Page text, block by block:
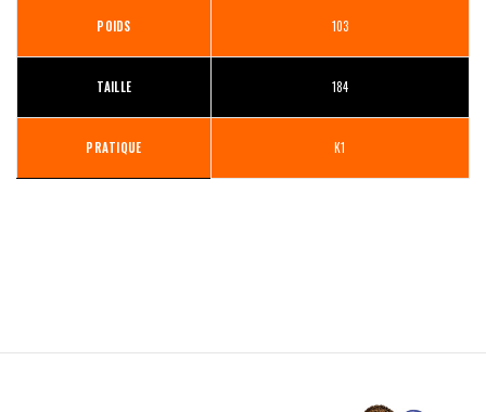
POIDS 103
TAILLE 184
PRATIQUE K1